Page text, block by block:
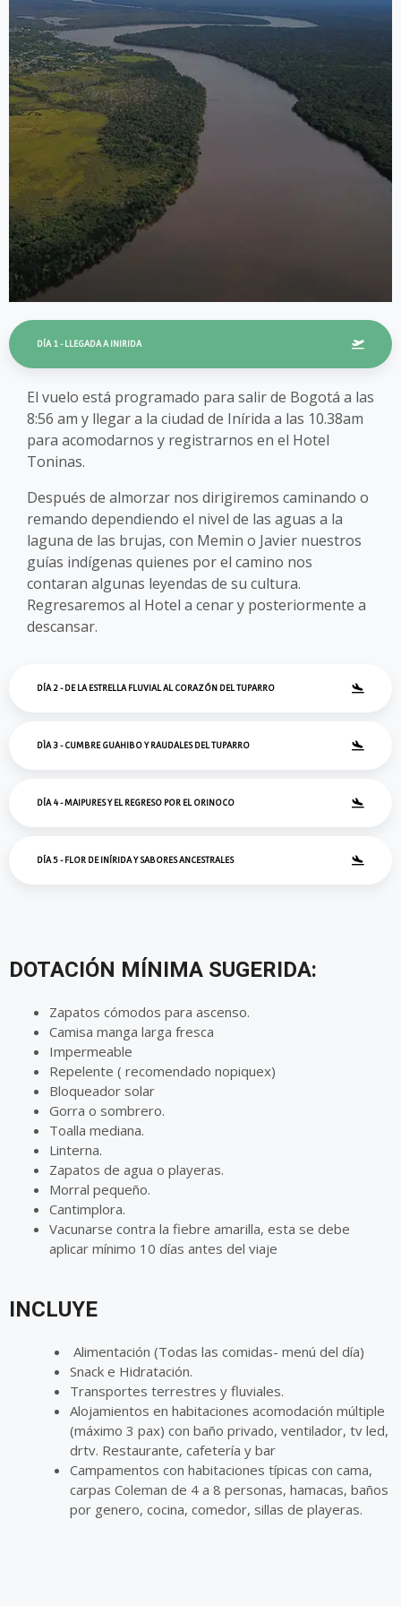
DÍA 1 - LLEGADA A INIRIDA
El vuelo está programado para salir de Bogotá a las
8:56 am y llegar a la ciudad de Inírida a las 10.38am
para acomodarnos y registrarnos en el Hotel
Toninas.
Después de almorzar nos dirigiremos caminando o
remando dependiendo el nivel de las aguas a la
laguna de las brujas, con Memin o Javier nuestros
guías indígenas quienes por el camino nos
contaran algunas leyendas de su cultura.
Regresaremos al Hotel a cenar y posteriormente a
descansar.
DÍA 2 - DE LA ESTRELLA FLUVIAL AL CORAZÓN DEL TUPARRO
DÌA 3 - CUMBRE GUAHIBO Y RAUDALES DEL TUPARRO
DÍA 4 - MAIPURES Y EL REGRESO POR EL ORINOCO
DÍA 5 - FLOR DE INÍRIDA Y SABORES ANCESTRALES
DOTACIÓN MÍNIMA SUGERIDA:
Zapatos cómodos para ascenso.
Camisa manga larga fresca
Impermeable
Repelente ( recomendado nopiquex)
Bloqueador solar
Gorra o sombrero.
Toalla mediana.
Linterna.
Zapatos de agua o playeras.
Morral pequeño.
Cantimplora.
Vacunarse contra la fiebre amarilla, esta se debe
aplicar mínimo 10 días antes del viaje
INCLUYE
Alimentación (Todas las comidas- menú del día)
Snack e Hidratación.
Transportes terrestres y fluviales.
Alojamientos en habitaciones acomodación múltiple
(máximo 3 pax) con baño privado, ventilador, tv led,
drtv. Restaurante, cafetería y bar
Campamentos con habitaciones típicas con cama,
carpas Coleman de 4 a 8 personas, hamacas, baños
por genero, cocina, comedor, sillas de playeras.